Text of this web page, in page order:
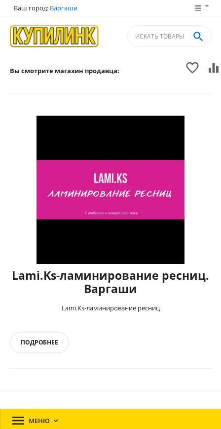
Ваш город: Варгаши
 

Вы смотрите магазин продавца:
Lami.Ks-ламинирование ресниц.
Варгаши
Lami.Ks-ламинирование ресниц
ПОДРОБНЕЕ
 МЕНЮ 